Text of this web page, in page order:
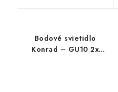
Bodové svietidlo
Konrad – GU10 2x